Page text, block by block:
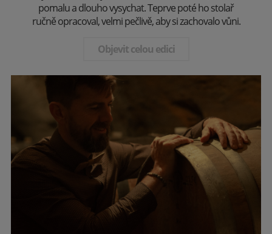
pomalu a dlouho vysychat. Teprve poté ho stolař
ručně opracoval, velmi pečlivě, aby si zachovalo vůni.
Objevit celou edici